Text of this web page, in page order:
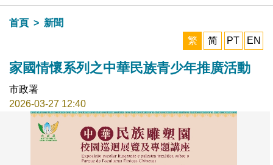
目錄
首頁
新聞
繁
简 PT EN
家國情懷系列之中華民族青少年推廣活動
市政署
2026-03-27 12:40